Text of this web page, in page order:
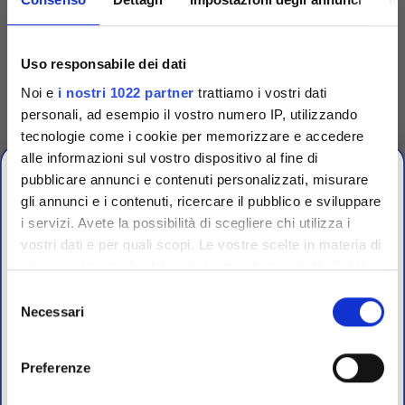
Uso responsabile dei dati
Noi e i nostri 1022 partner trattiamo i vostri dati
personali, ad esempio il vostro numero IP, utilizzando
tecnologie come i cookie per memorizzare e accedere
alle informazioni sul vostro dispositivo al fine di
pubblicare annunci e contenuti personalizzati, misurare
gli annunci e i contenuti, ricercare il pubblico e sviluppare
i servizi. Avete la possibilità di scegliere chi utilizza i
vostri dati e per quali scopi. Le vostre scelte in materia di
privacy sono applicabili solo su questa proprietà digitale
modificare o revocare il proprio consenso in qualsiasi
momento dalla Dichiarazione sui cookie o facendo clic
delNecessari
Preferenze
CodiceTRG90001
dischetti
Dispenser singolo in plastica
per espellere uno a uno i
dischetti dalle cartucce.
Accedi Per visualizzare
prezzi e schede tecniche
CHIUSURA